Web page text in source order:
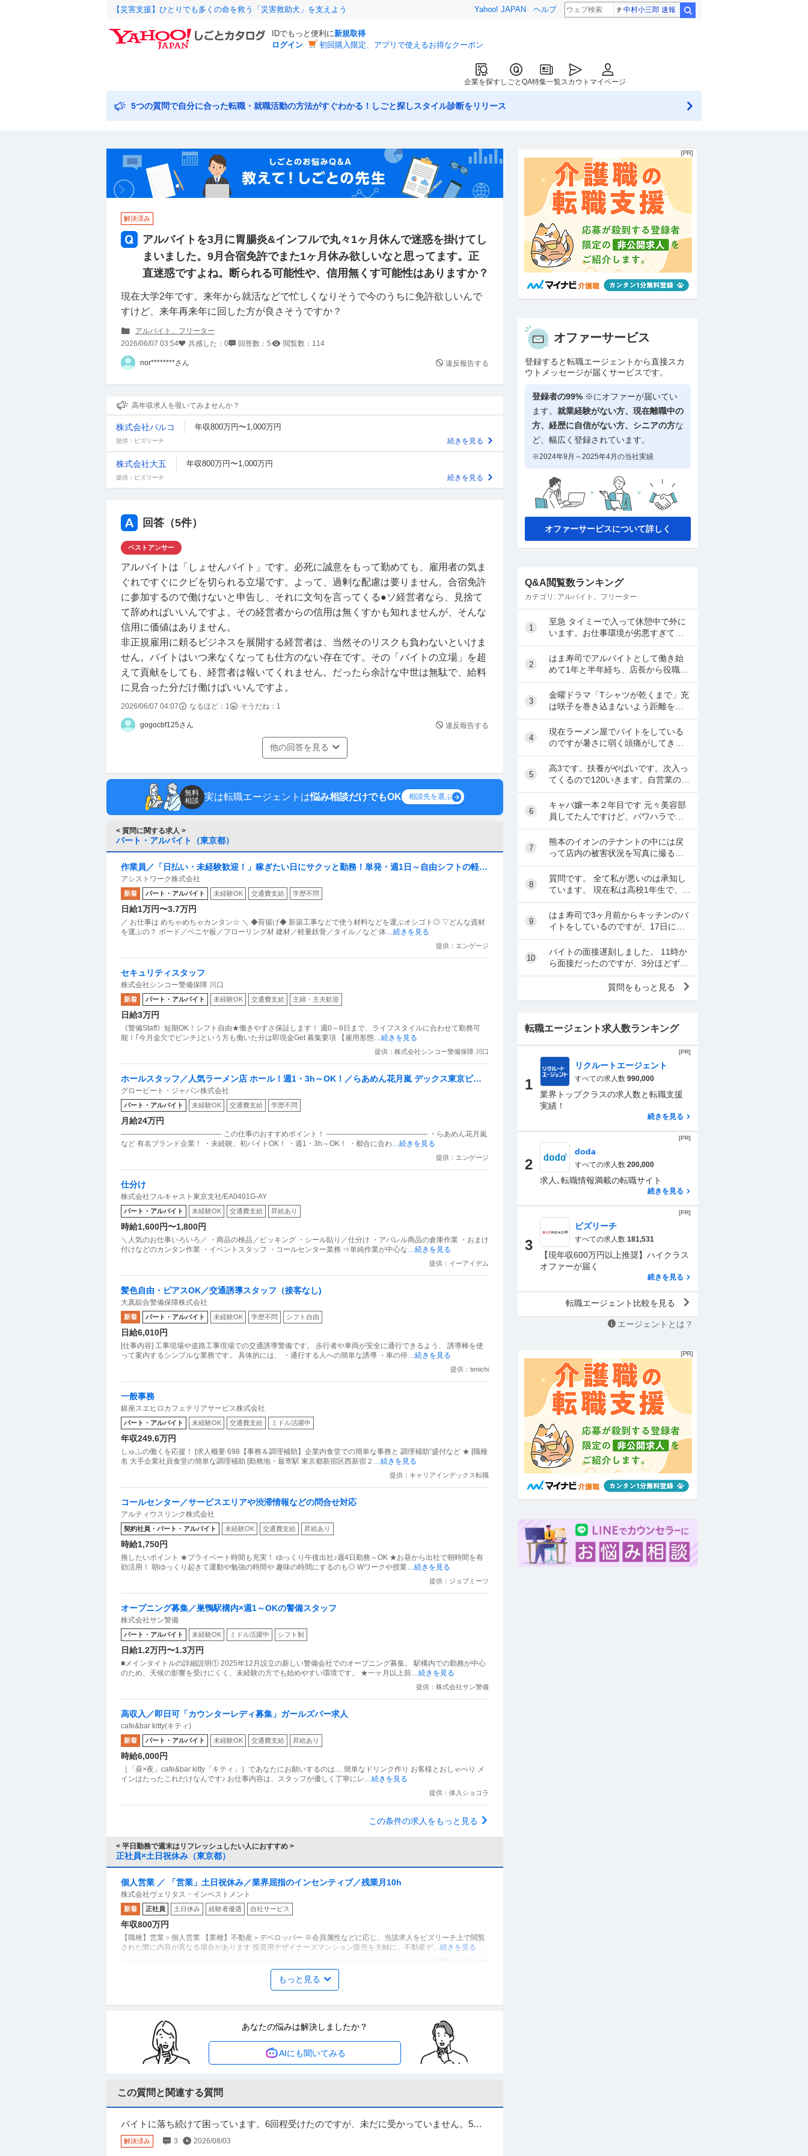
【災害支援】ひとりでも多くの命を救う「災害救助犬」を支えよう Yahoo! JAPAN ヘルプ 中村小三郎 速報
IDでもっと便利に新規取得
ログイン
初回購入限定、アプリで使えるお得なクーポン
企業を探すしごとQA特集一覧スカウト マイページ
5つの質問で自分に合った転職・就職活動の方法がすぐわかる！しごと探しスタイル診断をリリース
解決済み
アルバイトを3月に胃腸炎&インフルで丸々1ヶ月休んで迷惑を掛けてし
まいました。9月合宿免許でまた1ヶ月休み欲しいなと思ってます。正
直迷惑ですよね。断られる可能性や、信用無くす可能性はありますか？
現在大学2年です。来年から就活などで忙しくなりそうで今のうちに免許欲しいんで
すけど、来年再来年に回した方が良さそうですか？
アルバイト、フリーター
2026/06/07 03:54
共感した： 0 回答数： 5 閲覧数： 114
nor********さん 違反報告する
高年収求人を覗いてみませんか？
株式会社パルコ 年収800万円〜1,000万円
提供：ビズリーチ 続きを見る
株式会社大五 年収800万円〜1,000万円
提供：ビズリーチ 続きを見る
回答（5件）
ベストアンサー
アルバイトは「しょせんバイト」です。必死に誠意をもって勤めても、雇用者の気ま
ぐれですぐにクビを切られる立場です。よって、過剰な配慮は要りません。合宿免許
に参加するので働けないと申告し、それに文句を言ってくる●ソ経営者なら、見捨て
て辞めればいいんですよ。その経営者からの信用は無くすかも知れませんが、そんな
信用に価値はありません。
非正規雇用に頼るビジネスを展開する経営者は、当然そのリスクも負わないといけま
せん。バイトはいつ来なくなっても仕方のない存在です。その「バイトの立場」を超
えて貢献をしても、経営者は報いてくれません。だったら余計な中世は無駄で、給料
に見合った分だけ働けばいいんですよ。
2026/06/07 04:07 なるほど： 1 そうだね： 1
gogocbf125さん 違反報告する
他の回答を見る
無料
相談
実は転職エージェントは悩み相談だけでもOK 相談先を選ぶ
< 質問に関する求人 >
パート・アルバイト（東京都）
作業員／「日払い・未経験歓迎！」稼ぎたい日にサクッと勤務！単発・週1日～自由シフトの軽作
業
アシストワーク株式会社
新着 パート・アルバイト 未経験OK 交通費支給 学歴不問
日給1万円〜3.7万円
／ お仕事は めちゃめちゃカンタン☆ ＼ ◆荷揚げ◆ 新築工事などで使う材料などを運ぶオシゴト◎ ▽どんな資材
を運ぶの？ ボード／ベニヤ板／フローリング材 建材／軽量鉄骨／タイル／など 体…続きを見る
提供：エンゲージ
セキュリティスタッフ
株式会社シンコー警備保障 川口
新着 パート・アルバイト 未経験OK 交通費支給 主婦・主夫歓迎
日給3万円
《警備Staff》短期OK！シフト自由★働きやすさ保証します！ 週0～6日まで、ライフスタイルに合わせて勤務可
能！｢今月金欠でピンチ｣という方も働いた分は即現金Get 募集要項 【雇用形態…続きを見る
提供：株式会社シンコー警備保障 川口
ホールスタッフ／人気ラーメン店 ホール！週1・3h～OK！／らあめん花月嵐 デックス東京ビー
チ店
グロービート・ジャパン株式会社
パート・アルバイト 未経験OK 交通費支給 学歴不問
月給24万円
―――――――――――――― この仕事のおすすめポイント！ ―――――――――――――― ・らあめん花月嵐
など 有名ブランド企業！ ・未経験、初バイトOK！ ・週1・3h～OK！ ・都合に合わ…続きを見る
提供：エンゲージ
仕分け
株式会社フルキャスト東京支社/EA0401G-AY
パート・アルバイト 未経験OK 交通費支給 昇給あり
時給1,600円〜1,800円
＼人気のお仕事いろいろ／ ・商品の検品／ピッキング ・シール貼り／仕分け ・アパレル商品の倉庫作業 ・おまけ
付けなどのカンタン作業 ・イベントスタッフ ・コールセンター業務 ⇒単純作業が中心な…続きを見る
提供：イーアイデム
髪色自由・ピアスOK／交通誘導スタッフ（接客なし)
大真綜合警備保障株式会社
新着 パート・アルバイト 未経験OK 学歴不問 シフト自由
日給6,010円
[仕事内容] 工事現場や道路工事現場での交通誘導警備です。 歩行者や車両が安全に通行できるよう、 誘導棒を使
って案内するシンプルな業務です。 具体的には、 ・通行する人への簡単な誘導 ・車の停…続きを見る
提供：tenichi
一般事務
銀座スエヒロカフェテリアサービス株式会社
パート・アルバイト 未経験OK 交通費支給 ミドル活躍中
年収249.6万円
しゅふの働くを応援！ [求人概要 698【事務＆調理補助】企業内食堂での簡単な事務と 調理補助”盛付など ★ [職種
名 大手企業社員食堂の簡単な調理補助 [勤務地・最寄駅 東京都新宿区西新宿２ …続きを見る
提供：キャリアインデックス転職
コールセンター／サービスエリアや渋滞情報などの問合せ対応
アルティウスリンク株式会社
契約社員・パート・アルバイト 未経験OK 交通費支給 昇給あり
時給1,750円
推したいポイント ★プライベート時間も充実！ ゆっくり午後出社♪週4日勤務～OK ★お昼から出社で朝時間を有
効活用！ 朝ゆっくり起きて運動や勉強の時間や 趣味の時間にするのも◎ Wワークや授業…続きを見る
提供：ジョブミーツ
オープニング募集／巣鴨駅構内×週1～OKの警備スタッフ
株式会社サン警備
パート・アルバイト 未経験OK ミドル活躍中 シフト制
日給1.2万円〜1.3万円
■メインタイトルの詳細説明① 2025年12月設立の新しい警備会社でのオープニング募集。 駅構内での勤務が中心
のため、天候の影響を受けにくく、未経験の方でも始めやすい環境です。 ★一ヶ月以上前…続きを見る
提供：株式会社サン警備
高収入／即日可「カウンターレディ募集」ガールズバー求人
cafe&bar kitty(キティ)
新着 パート・アルバイト 未経験OK 交通費支給 昇給あり
時給6,000円
［「昼×夜」cafe&bar kitty「キティ」］であなたにお願いするのは… 簡単なドリンク作り お客様とおしゃべり メ
インはたったこれだけなんです♪ お仕事内容は、スタッフが優しく丁寧にレ…続きを見る
提供：体入ショコラ
この条件の求人をもっと見る
< 平日勤務で週末はリフレッシュしたい人におすすめ >
正社員×土日祝休み（東京都）
個人営業 ／ 「営業」土日祝休み／業界屈指のインセンティブ／残業月10h
株式会社ヴェリタス・インベストメント
新着 正社員 土日休み 経験者優遇 自社サービス
年収800万円
【職種】営業＞個人営業 【業種】不動産＞デベロッパー ※会員属性などに応じ、当該求人をビズリーチ上で閲覧
された際に内容が異なる場合があります 投資用デザイナーズマンション販売を主軸に、不動産デ…続きを見る
商品企画 ／ 「商品企画／マーケティングマネージャー」「たべっ子どうぶつ」でお馴染みのお菓
年収800万円〜1,200万円
【職種】マーケティング＞商品企画 【業種】メーカー＞食品・飲料 ※会員属性などに応じ、当該求人をビズリー
チ上で閲覧された際に内容が異なる場合があります 【あの頃も今も愛され続けるために。私たち…続きを見る
建築施工管理 ／ 地図と記憶に残る”作品”を創る「建築施工管理」年収1000万円を目指せる／年
間休日127日／土日祝休／意匠性の高いRCマンション等
渡邊建設株式会社
正社員 昇給あり ミドル活躍中 土日休み
【職種】施工管理＞建築施工管理 【業種】建設＞建設・建築・土木 ※会員属性などに応じ、当該求人をビズリー
もっと見る
あなたの悩みは解決しましたか？
AIにも聞いてみる
この質問と関連する質問
バイトに落ち続けて困っています。6回程受けたのですが、未だに受かっていません。5日
後にまた面接をするので、良ければ原因を特定して欲しいです。高校1年生です。
解決済み 3 2026/08/03
オファーサービス
登録すると転職エージェントから直接スカ
ウトメッセージが届くサービスです。
登録者の99% ※にオファーが届いてい
ます。 就業経験がない方、現在離職中の
方、 経歴に自信がない方、シニアの方な
ど、幅広く登録されています。
※2024年9月～2025年4月の当社実績
オファーサービスについて詳しく
Q&A閲覧数ランキング
カテゴリ: アルバイト、フリーター
1
至急 タイミーで入って休憩中で外に
います。お仕事環境が劣悪すぎて戻
りたくないです。 体調も悪いし早退
したいです。 電話したのですが通話
中で一生繋がらなくて...
2
はま寿司でアルバイトとして働き始
めて1年と半年経ち、店長から役職に
あげると言われ、研修の日時が決ま
ったらまた伝えると言われて1ヶ月が
経ちました。 自分は心...
3
金曜ドラマ「Tシャツが乾くまで」充
は咲子を巻き込まないよう距離を置
いたように見えますが、だとしたら
どんなケースが考えられますか？ ①
大恩人を一人で養わな...
4
現在ラーメン屋でバイトをしている
のですが暑さに弱く頭痛がしてきて
しまいます。 とは言えシフトを短時
間にしてしまうとあまり稼げないの
でバイトを変えたいと思っ...
5
高3です。扶養がやばいです。次入っ
てくるので120いきます。自営業の手
渡しで扶養関係ないバイト紹介して
ください。大阪市です
6
キャバ嬢一本２年目です 元々美容部
員してたんですけど、パワハラでや
めてなかなか復帰できずにキャバを
やっています 昼間の仕事復帰したい
のですが、またパワハラ...
7
熊本のイオンのテナントの中には戻
って店内の被害状況を写真に撮るよ
う従業員が指示された所があったと
言われます。事実ですか。テナント
名は分かりますか。
8
質問です。 全て私が悪いのは承知し
ています。 現在私は高校1年生で、某
寿司チェーン店バイトをの面接を受
けました。面接をし、その場で採用
をもらいました。そし...
9
はま寿司で3ヶ月前からキッチンのバ
イトをしているのですが、17日にネ
タの解凍を頼まれました。 初めてだ
ったのですが、ネタを出し冷蔵庫に
いれてる時に、こんな...
10
バイトの面接遅刻しました。 11時か
ら面接だったのですが、3分ほどずれ
てる時計で11:02ほどに起きました。
起きたらスマホの充電が切れてい
質問をもっと見る
転職エージェント求人数ランキング
[PR]
1
リクルートエージェント
すべての求人数 990,000
業界トップクラスの求人数と転職支援
実績！
続きを見る
[PR]
2
doda
すべての求人数 200,000
求人､転職情報満載の転職サイト
続きを見る
[PR]
3
ビズリーチ
すべての求人数 181,531
【現年収600万円以上推奨】ハイクラス
オファーが届く
続きを見る
転職エージェント比較を見る
エージェントとは？